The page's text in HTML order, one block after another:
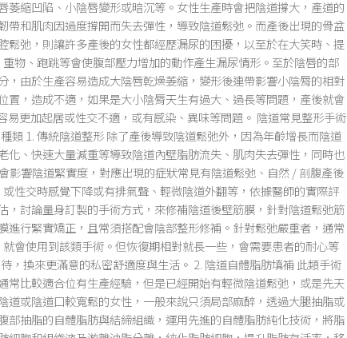
萎縮凹陷、小陰唇變形或暗沉等。女性生產時會把陰道撐大，產道的
帶和肌肉因過度撐開而失去彈性，導致陰道鬆弛。而產後出現的骨盆
鬆弛，則讓許多產後的女性都經歷漏尿的困擾，以至於在大笑時、提
重物、跑跳等會使腹部壓力增加的動作產生漏尿情形。至於陰唇的部
，由於生產容易造成大陰唇乾燥萎縮，變形後連帶影響小陰脣的相對
置，造成不適，如果是大小陰脣天生有過大、過長等問題，產後就會
易更加起居或性交不適，或有感染、異味等問題。 陰道常見整形手術
種類 1. 傳統陰道整形 除了產後導致陰道鬆弛外，因為年齡增長而陰道
化、快速大量減重等導致陰道內壁脂肪流失、肌肉失去彈性，同時也
影響陰道緊實度，對應出現的症狀常見有陰道鬆弛、自然 / 剖腹產後
或性交時感覺下降或有排氣聲、輕微陰道外翻等，依據醫師的實際評
，討論量身訂製的手術方式，來修補陰道後壁筋膜，針對陰道鬆弛筋
進行緊實矯正，且常須搭配會陰部整形修補。針對鬆弛嚴重者，通常
就會使用到該類手術。但恢復期相對就長一些，會需要患者的耐心等
待，換來更滿意的私密舒適度與生活。 2. 陰道自體脂肪填補 此類手術
常比較適合位有生產經驗，但是已經開始有輕微陰道鬆弛，或是先天
道或陰道口較寬鬆的女性，一般來說只須局部麻醉，透過大腿抽脂或
部抽脂的自體脂肪與結締組織，運用先進的自體脂肪純化技術，將脂